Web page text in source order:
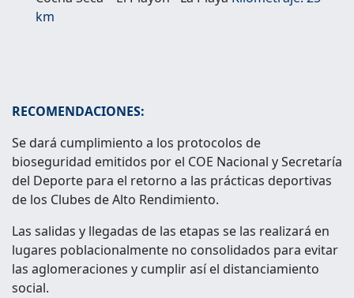
km
RECOMENDACIONES:
Se dará cumplimiento a los protocolos de
bioseguridad emitidos por el COE Nacional y Secretaría
del Deporte para el retorno a las prácticas deportivas
de los Clubes de Alto Rendimiento.
Las salidas y llegadas de las etapas se las realizará en
lugares poblacionalmente no consolidados para evitar
las aglomeraciones y cumplir así el distanciamiento
social.